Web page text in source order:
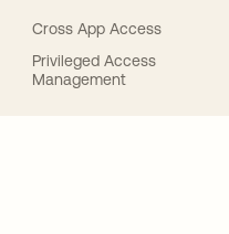
Cross App Access
Privileged Access
Management